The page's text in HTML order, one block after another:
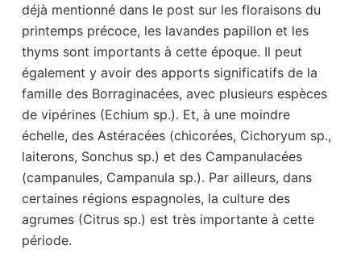
déjà mentionné dans le post sur les floraisons du
printemps précoce, les lavandes papillon et les
thyms sont importants à cette époque. Il peut
également y avoir des apports significatifs de la
famille des Borraginacées, avec plusieurs espèces
de vipérines (Echium sp.). Et, à une moindre
échelle, des Astéracées (chicorées, Cichoryum sp.,
laiterons, Sonchus sp.) et des Campanulacées
(campanules, Campanula sp.). Par ailleurs, dans
certaines régions espagnoles, la culture des
agrumes (Citrus sp.) est très importante à cette
période.